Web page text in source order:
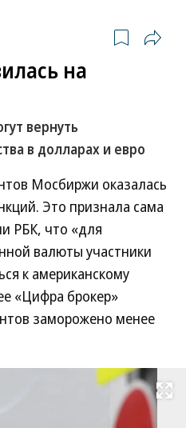
на
вернуть
в долларах и евро
Мосбиржи оказалась
Это признала сама
РБК, что «для
валюты участники
к американскому
«Цифра брокер»
заморожено менее
Развернуть